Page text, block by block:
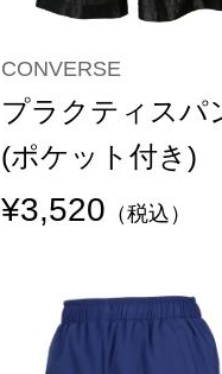
CONVERSE
プラクティスパ
(ポケット付き)
¥3,520 （税込）